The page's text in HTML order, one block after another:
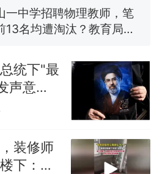
13名均遭淘汰？教育局：
停招聘，成立调查组全面
"白海豚"中心附近最大风
G9车型预售价公布：
万起
个在床头放菜刀的女孩，
师一句“跟我回家”改写了
统下"最
声意味
装修师
下：出